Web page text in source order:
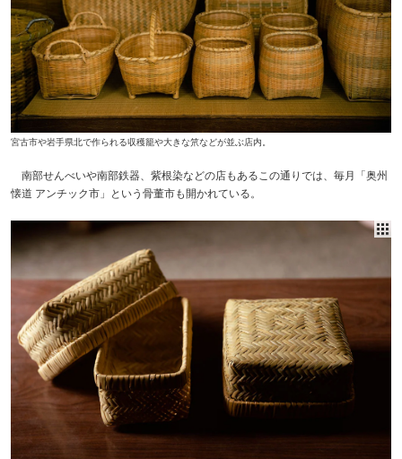
宮古市や岩手県北で作られる収穫籠や大きな笊などが並ぶ店内。
南部せんべいや南部鉄器、紫根染などの店もあるこの通りでは、毎月「奥州
懐道 アンチック市」という骨董市も開かれている。